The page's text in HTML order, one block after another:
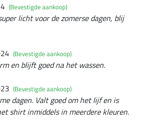
(Bevestigde aankoop)
licht voor de zomerse dagen, blij
(Bevestigde aankoop)
en blijft goed na het wassen.
(Bevestigde aankoop)
dagen. Valt goed om het lijf en is
shirt inmiddels in meerdere kleuren.